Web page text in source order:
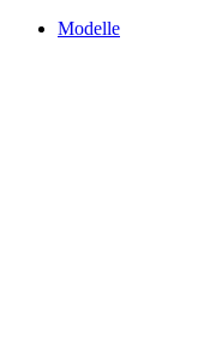
Modelle